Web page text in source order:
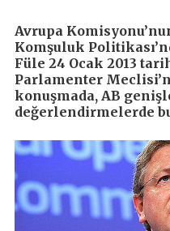
Avrupa
Komşuluk
Füle 24 Ocak 2013
Parlamenter
konuşmada, AB
değerlendirmelerde